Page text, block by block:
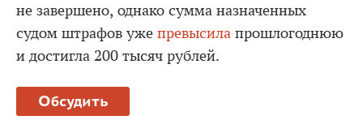
не завершено, однако сумма назначенных
судом штрафов уже превысила прошлогоднюю
и достигла 200 тысяч рублей.
Обсудить